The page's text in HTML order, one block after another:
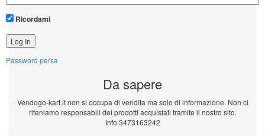
Ricordami
Password persa
Da sapere
Vendogo-kart.it non si occupa di vendita ma solo di informazione. Non ci
riteniamo responsabili dei prodotti acquistati tramite il nostro sito.
Info 3473163242